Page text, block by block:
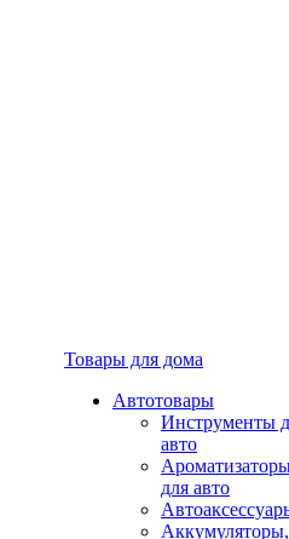
Товары для дома
Автотовары
Инструменты
авто
для авто
Аккумуляторы,